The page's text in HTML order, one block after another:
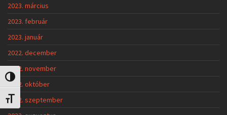
Nagy kontraszt váltása
Betűméret váltása
2023. március
2023. február
2023. január
2022. december
2022. november
2022. október
2022. szeptember